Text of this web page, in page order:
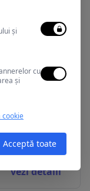
vezi detalii
și
cu
și
cookie
Acceptă toate